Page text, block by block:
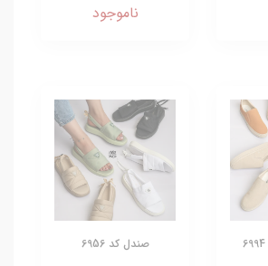
ناموجود
صندل کد 6956